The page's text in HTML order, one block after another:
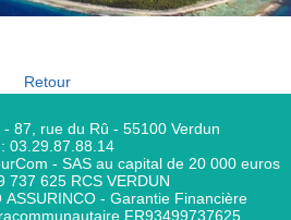
Retour
- 87, rue du Rû - 55100 Verdun
03.29.87.88.14
- SAS au capital de 20 000 euros
737 625 RCS VERDUN
ASSURINCO - Garantie Financière
FR93499737625